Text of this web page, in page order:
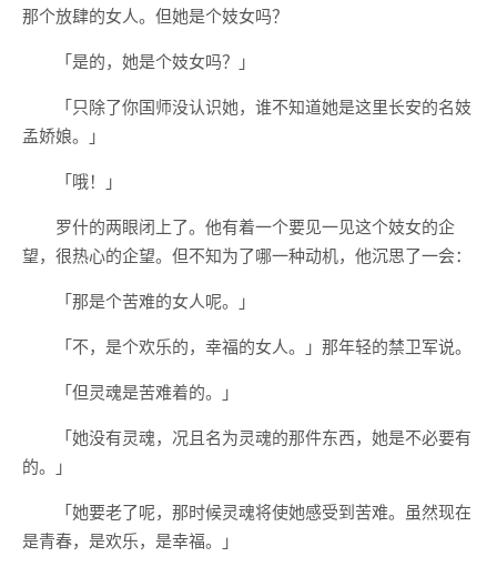
那个放肆的女人。但她是个妓女吗？
「是的，她是个妓女吗？」
「只除了你国师没认识她，谁不知道她是这里长安的名妓
孟娇娘。」
「哦！」
罗什的两眼闭上了。他有着一个要见一见这个妓女的企
望，很热心的企望。但不知为了哪一种动机，他沉思了一会：
「那是个苦难的女人呢。」
「不，是个欢乐的，幸福的女人。」那年轻的禁卫军说。
「但灵魂是苦难着的。」
「她没有灵魂，况且名为灵魂的那件东西，她是不必要有
的。」
「她要老了呢，那时候灵魂将使她感受到苦难。虽然现在
是青春，是欢乐，是幸福。」